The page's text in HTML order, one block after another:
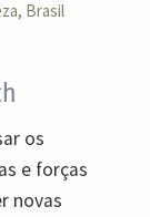
Brasil
os
e forças
novas